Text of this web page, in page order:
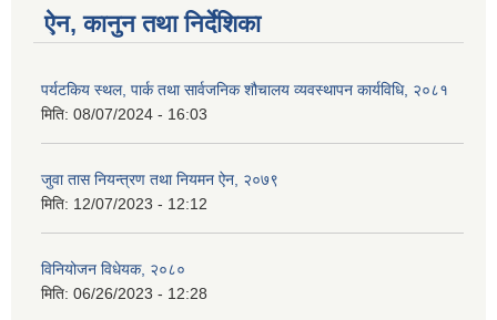
ऐन, कानुन तथा निर्देशिका
पर्यटकिय स्थल, पार्क तथा सार्वजनिक शौचालय व्यवस्थापन कार्यविधि, २०८१
मिति: 08/07/2024 - 16:03
जुवा तास नियन्त्रण तथा नियमन ऐन, २०७९
मिति: 12/07/2023 - 12:12
विनियोजन विधेयक, २०८०
मिति: 06/26/2023 - 12:28